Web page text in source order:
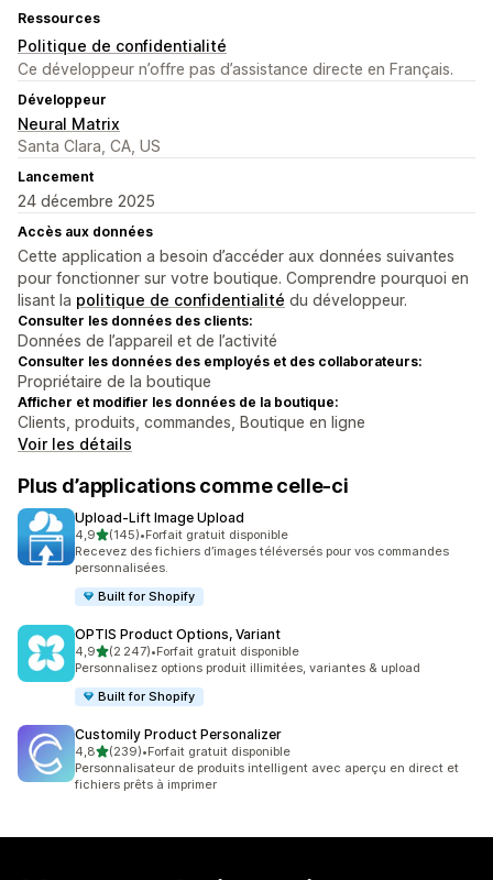
Ressources
Politique de confidentialité
Ce développeur n’offre pas d’assistance directe en Français.
Développeur
Neural Matrix
Santa Clara, CA, US
Lancement
24 décembre 2025
Accès aux données
Cette application a besoin d’accéder aux données suivantes
pour fonctionner sur votre boutique. Comprendre pourquoi en
lisant la politique de confidentialité du développeur.
Consulter les données des clients:
Données de l’appareil et de l’activité
Consulter les données des employés et des collaborateurs:
Propriétaire de la boutique
Afficher et modifier les données de la boutique:
Clients, produits, commandes, Boutique en ligne
Voir les détails
Plus d’applications comme celle-ci
Upload‑Lift Image Upload
4,9étoile(s) sur 5
(145)
145 avis au total
•Forfait gratuit disponible
Recevez des fichiers d’images téléversés pour vos commandes
personnalisées.
Built for Shopify
OPTIS Product Options, Variant
4,9étoile(s) sur 5
(2 247)
2247 avis au total
•Forfait gratuit disponible
Personnalisez options produit illimitées, variantes & upload
Built for Shopify
Customily Product Personalizer
4,8étoile(s) sur 5
(239)
239 avis au total
•Forfait gratuit disponible
Personnalisateur de produits intelligent avec aperçu en direct et
fichiers prêts à imprimer